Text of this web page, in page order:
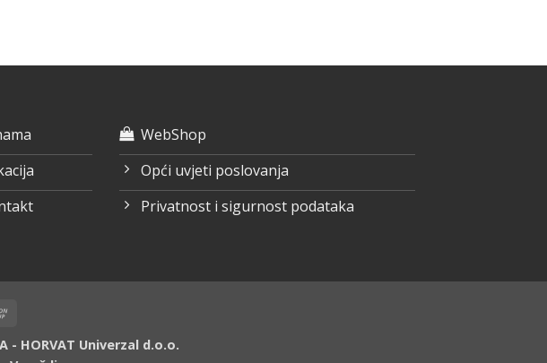
WebShop
Opći uvjeti poslovanja
Privatnost i sigurnost podataka
Pickup
- HORVAT Univerzal d.o.o.